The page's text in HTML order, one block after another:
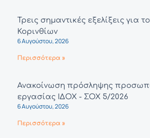
Τρεις σημαντικές εξελίξεις για
Κορινθίων
6 Αυγούστου, 2026
Περισσότερα »
Ανακοίνωση πρόσληψης
εργασίας ΙΔΟΧ - ΣΟΧ 5/2026
6 Αυγούστου, 2026
Περισσότερα »